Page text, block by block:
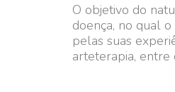
O objetivo do
doença, no qual
pelas suas
arteterapia, entre